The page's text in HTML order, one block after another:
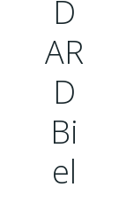
D
AR
D
Bi
el